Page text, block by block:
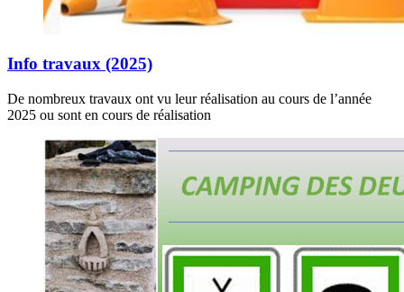
Info travaux (2025)
De nombreux travaux ont vu leur réalisation au cours de l’année
2025 ou sont en cours de réalisation